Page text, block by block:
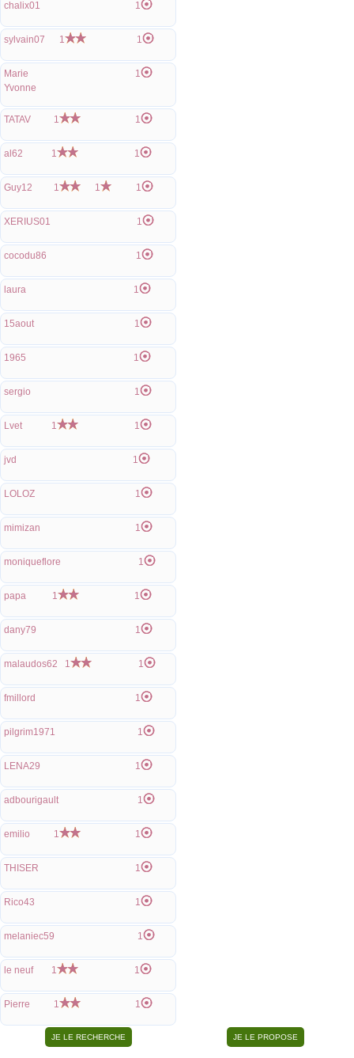
chalix01 1
sylvain07 1 1
Marie
Yvonne
1
TATAV 1 1
al62 1 1
Guy12 1 1 1
XERIUS01 1
cocodu86 1
laura 1
15aout 1
1965 1
sergio 1
Lvet 1 1
jvd 1
LOLOZ 1
mimizan 1
moniqueflore 1
papa 1 1
dany79 1
malaudos62 1 1
fmillord 1
pilgrim1971 1
LENA29 1
adbourigault 1
emilio 1 1
THISER 1
Rico43 1
melaniec59 1
le neuf 1 1
Pierre 1 1